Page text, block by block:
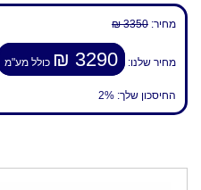
מחיר: 3350 ₪
מחיר שלנו: 3290 ₪ כולל מע"מ
החיסכון שלך: 2%